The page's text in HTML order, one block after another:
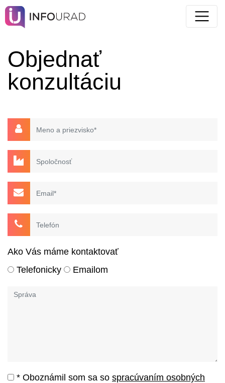
Objednať
konzultáciu
Ako Vás máme kontaktovať
Telefonicky
Emailom
* Oboznámil som sa so spracúvaním osobných